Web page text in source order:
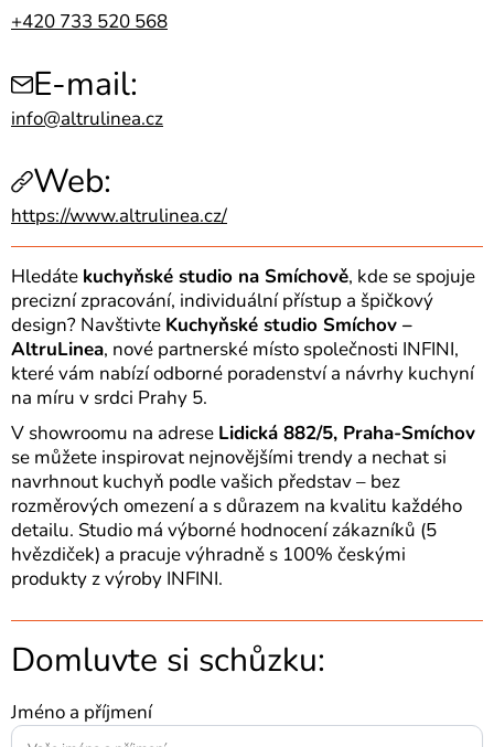
+420 733 520 568
E-mail:
info@altrulinea.cz
Web:
https://www.altrulinea.cz/
Hledáte kuchyňské studio na Smíchově, kde se spojuje
precizní zpracování, individuální přístup a špičkový
design? Navštivte Kuchyňské studio Smíchov –
AltruLinea, nové partnerské místo společnosti INFINI,
které vám nabízí odborné poradenství a návrhy kuchyní
na míru v srdci Prahy 5.
V showroomu na adrese Lidická 882/5, Praha-Smíchov
se můžete inspirovat nejnovějšími trendy a nechat si
navrhnout kuchyň podle vašich představ – bez
rozměrových omezení a s důrazem na kvalitu každého
detailu. Studio má výborné hodnocení zákazníků (5
hvězdiček) a pracuje výhradně s 100% českými
produkty z výroby INFINI.
Domluvte si schůzku:
Jméno a příjmení